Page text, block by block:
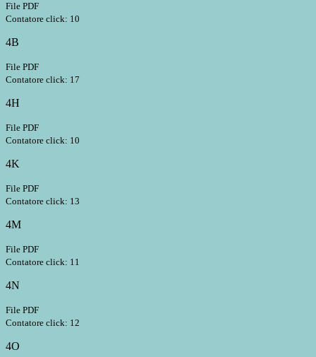
File PDF
Contatore click: 10
4B
File PDF
Contatore click: 17
4H
File PDF
Contatore click: 10
4K
File PDF
Contatore click: 13
4M
File PDF
Contatore click: 11
4N
File PDF
Contatore click: 12
4O